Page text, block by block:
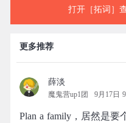
打开［拓词］
更多推荐
薛淡
魔鬼营up1团 9月17日
Plan a family，居然是